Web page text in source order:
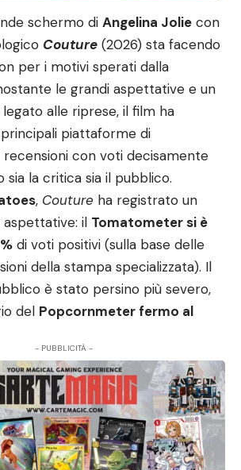
schermo di Angelina Jolie con
Couture (2026) sta facendo
per i motivi sperati dalla
le grandi aspettative e un
alle riprese, il film ha
piattaforme di
recensioni con voti decisamente
sia la critica sia il pubblico.
, Couture ha registrato un
il Tomatometer si è
di voti positivi (sulla base delle
della stampa specializzata). Il
è stato persino più severo,
del Popcornmeter fermo al
- PUBBLICITÀ -